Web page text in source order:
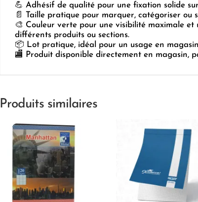
💪 Adhésif de qualité pour une fixation solide
📄 Taille pratique pour marquer, catégoriser ou
🎨 Couleur verte pour une visibilité maximale
différents produits ou sections.
📦 Lot pratique, idéal pour un usage en
🏬 Produit disponible directement en magasin,
Produits similaires